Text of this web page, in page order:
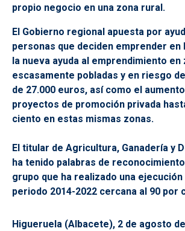
propio negocio en una zona rural.
El Gobierno regional apuesta por
personas que deciden emprender en
la nueva ayuda al emprendimiento en
escasamente pobladas y en riesgo
de 27.000 euros, así como el
proyectos de promoción privada
ciento en estas mismas zonas.
El titular de Agricultura, Ganadería y
ha tenido palabras de
grupo que ha realizado una ejecución
periodo 2014-2022 cercana al 90 por
Higueruela (Albacete), 2 de agosto